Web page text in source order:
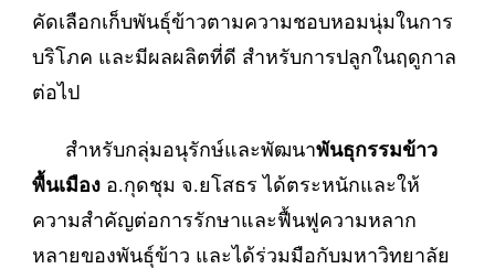
คัดเลือกเก็บพันธุ์ข้าวตามความชอบหอมนุ่มในการ
บริโภค และมีผลผลิตที่ดี สำหรับการปลูกในฤดูกาล
ต่อไป
สำหรับกลุ่มอนุรักษ์และพัฒนาพันธุกรรมข้าว
พื้นเมือง อ.กุดชุม จ.ยโสธร ได้ตระหนักและให้
ความสำคัญต่อการรักษาและฟื้นฟูความหลาก
หลายของพันธุ์ข้าว และได้ร่วมมือกับมหาวิทยาลัย